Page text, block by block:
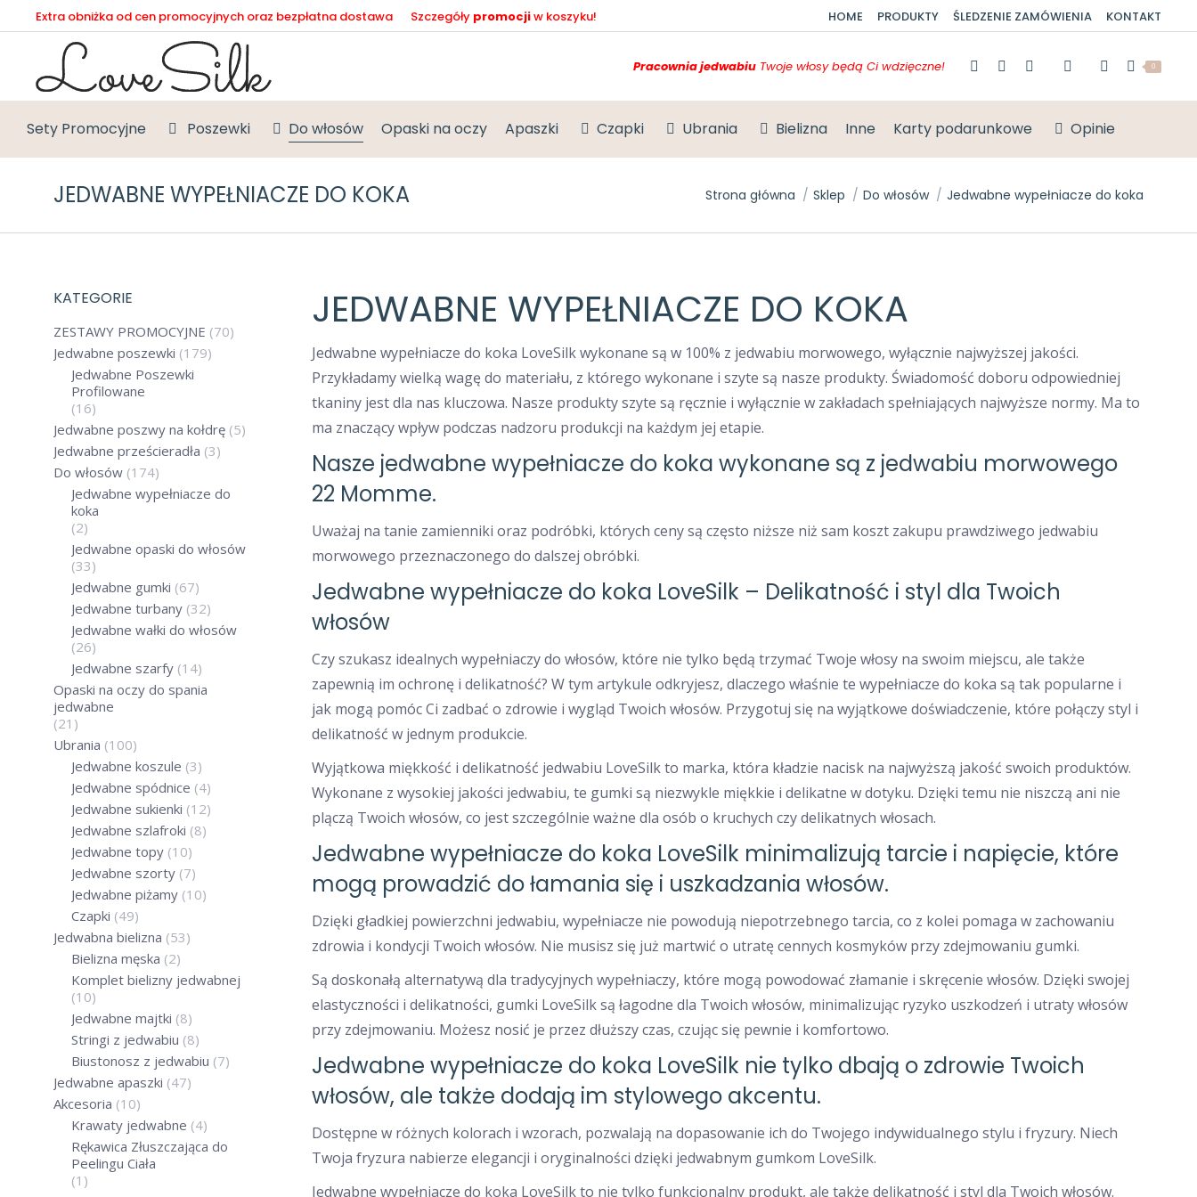
Extra obniżka od cen promocyjnych oraz bezpłatna dostawa Szczegóły promocjiw koszyku! HOME PRODUKTY ŚLEDZENIE ZAMÓWIENIA KONTAKT
Pracownia jedwabiu Twoje włosy będą Ci wdzięczne! 0
Sety Promocyjne Poszewki Do włosów Opaski na oczy Apaszki Czapki Ubrania Bielizna Inne Karty podarunkowe Opinie
JEDWABNE WYPEŁNIACZE DO KOKA Jesteś tutaj:
Strona główna Sklep Do włosów Jedwabne wypełniacze do koka
JEDWABNE WYPEŁNIACZE DO KOKA
Jedwabne wypełniacze do koka LoveSilk wykonane są w 100% z jedwabiu morwowego, wyłącznie najwyższej jakości.
Przykładamy wielką wagę do materiału, z którego wykonane i szyte są nasze produkty. Świadomość doboru odpowiedniej
tkaniny jest dla nas kluczowa. Nasze produkty szyte są ręcznie i wyłącznie w zakładach spełniających najwyższe normy. Ma to
ma znaczący wpływ podczas nadzoru produkcji na każdym jej etapie.
Nasze jedwabne wypełniacze do koka wykonane są z jedwabiu morwowego
22 Momme.
Uważaj na tanie zamienniki oraz podróbki, których ceny są często niższe niż sam koszt zakupu prawdziwego jedwabiu
morwowego przeznaczonego do dalszej obróbki.
Jedwabne wypełniacze do koka LoveSilk – Delikatność i styl dla Twoich
włosów
Czy szukasz idealnych wypełniaczy do włosów, które nie tylko będą trzymać Twoje włosy na swoim miejscu, ale także
zapewnią im ochronę i delikatność? W tym artykule odkryjesz, dlaczego właśnie te wypełniacze do koka są tak popularne i
jak mogą pomóc Ci zadbać o zdrowie i wygląd Twoich włosów. Przygotuj się na wyjątkowe doświadczenie, które połączy styl i
delikatność w jednym produkcie.
Wyjątkowa miękkość i delikatność jedwabiu LoveSilk to marka, która kładzie nacisk na najwyższą jakość swoich produktów.
Wykonane z wysokiej jakości jedwabiu, te gumki są niezwykle miękkie i delikatne w dotyku. Dzięki temu nie niszczą ani nie
plączą Twoich włosów, co jest szczególnie ważne dla osób o kruchych czy delikatnych włosach.
Jedwabne wypełniacze do koka LoveSilk minimalizują tarcie i napięcie, które
mogą prowadzić do łamania się i uszkadzania włosów.
Dzięki gładkiej powierzchni jedwabiu, wypełniacze nie powodują niepotrzebnego tarcia, co z kolei pomaga w zachowaniu
zdrowia i kondycji Twoich włosów. Nie musisz się już martwić o utratę cennych kosmyków przy zdejmowaniu gumki.
Są doskonałą alternatywą dla tradycyjnych wypełniaczy, które mogą powodować złamanie i skręcenie włosów. Dzięki swojej
elastyczności i delikatności, gumki LoveSilk są łagodne dla Twoich włosów, minimalizując ryzyko uszkodzeń i utraty włosów
przy zdejmowaniu. Możesz nosić je przez dłuższy czas, czując się pewnie i komfortowo.
Jedwabne wypełniacze do koka LoveSilk nie tylko dbają o zdrowie Twoich
włosów, ale także dodają im stylowego akcentu.
Dostępne w różnych kolorach i wzorach, pozwalają na dopasowanie ich do Twojego indywidualnego stylu i fryzury. Niech
Twoja fryzura nabierze elegancji i oryginalności dzięki jedwabnym gumkom LoveSilk.
Jedwabne wypełniacze do koka LoveSilk to nie tylko funkcjonalny produkt, ale także delikatność i styl dla Twoich włosów.
KATEGORIE
ZESTAWY PROMOCYJNE (70)
Jedwabne poszewki (179)
Jedwabne Poszewki
Profilowane
(16)
Jedwabne poszwy na kołdrę (5)
Jedwabne prześcieradła (3)
Do włosów (174)
Jedwabne wypełniacze do
koka
(2)
Jedwabne opaski do włosów
(33)
Jedwabne gumki (67)
Jedwabne turbany (32)
Jedwabne wałki do włosów
(26)
Jedwabne szarfy (14)
Opaski na oczy do spania
jedwabne
(21)
Ubrania (100)
Jedwabne koszule (3)
Jedwabne spódnice (4)
Jedwabne sukienki (12)
Jedwabne szlafroki (8)
Jedwabne topy (10)
Jedwabne szorty (7)
Jedwabne piżamy (10)
Czapki (49)
Jedwabna bielizna (53)
Bielizna męska (2)
Komplet bielizny jedwabnej
(10)
Jedwabne majtki (8)
Stringi z jedwabiu (8)
Biustonosz z jedwabiu (7)
Jedwabne apaszki (47)
Akcesoria (10)
Krawaty jedwabne (4)
Rękawica Złuszczająca do
Peelingu Ciała
(1)